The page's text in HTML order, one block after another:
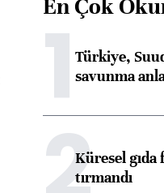
En Çok
1Türkiye,
savunma
Küresel gıda
tırmandı